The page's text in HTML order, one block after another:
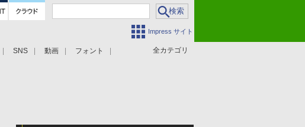
Impress サイト
全カテゴリ
SNS 動画 フォント